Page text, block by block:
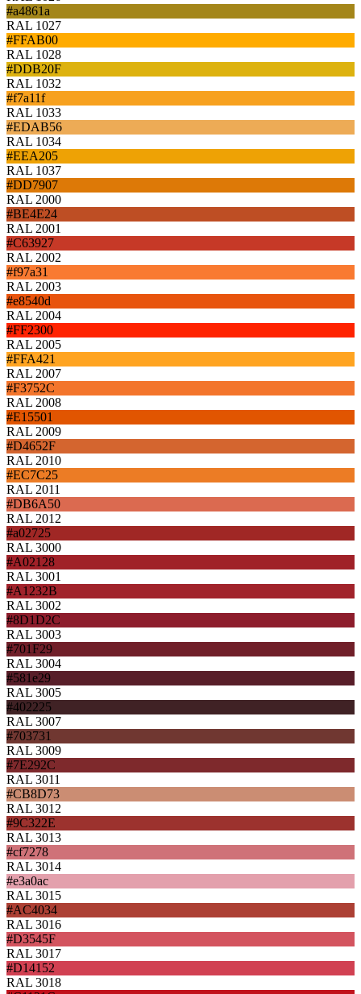
#a4861a
RAL 1027
#FFAB00
RAL 1028
#DDB20F
RAL 1032
#f7a11f
RAL 1033
#EDAB56
RAL 1034
#EEA205
RAL 1037
#DD7907
RAL 2000
#BE4E24
RAL 2001
#C63927
RAL 2002
#f97a31
RAL 2003
#e8540d
RAL 2004
#FF2300
RAL 2005
#FFA421
RAL 2007
#F3752C
RAL 2008
#E15501
RAL 2009
#D4652F
RAL 2010
#EC7C25
RAL 2011
#DB6A50
RAL 2012
#a02725
RAL 3000
#A02128
RAL 3001
#A1232B
RAL 3002
#8D1D2C
RAL 3003
#701F29
RAL 3004
#581e29
RAL 3005
#402225
RAL 3007
#703731
RAL 3009
#7E292C
RAL 3011
#CB8D73
RAL 3012
#9C322E
RAL 3013
#cf7278
RAL 3014
#e3a0ac
RAL 3015
#AC4034
RAL 3016
#D3545F
RAL 3017
#D14152
RAL 3018